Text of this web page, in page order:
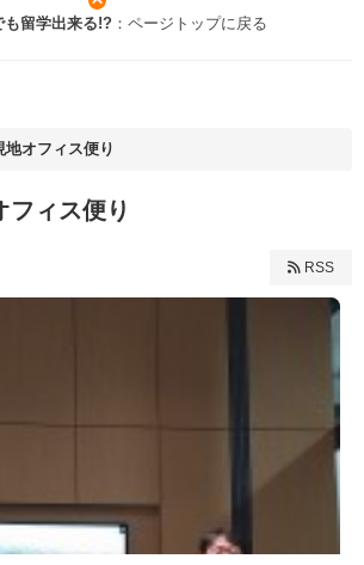
も留学出来る!? ：ページトップに戻る
地オフィス便り
フィス便り
RSS